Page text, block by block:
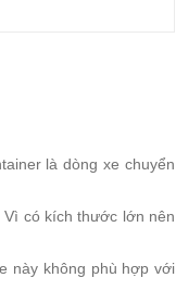
là dòng xe chuyển
Vì có kích thước lớn nên
này không phù hợp với